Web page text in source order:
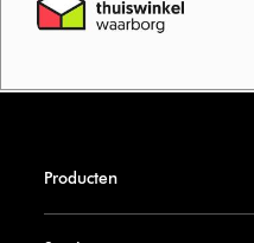
Producten